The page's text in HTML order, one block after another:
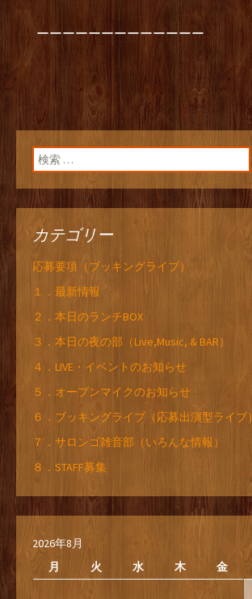
ーーーーーーーーーーーーー
検索:
カテゴリー
応募要項（ブッキングライブ）
１．最新情報
２．本日のランチBOX
３．本日の夜の部（Live,Music, & BAR）
４．LIVE・イベントのお知らせ
５．オープンマイクのお知らせ
６．ブッキングライブ（応募出演型ライブ）
７．サロンゴ雑音部（いろんな情報）
８．STAFF募集
2026年8月
月
火 水 木 金